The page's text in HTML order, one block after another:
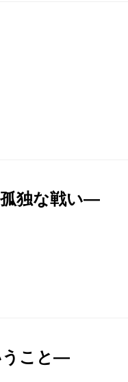
独な戦い―
うこと―